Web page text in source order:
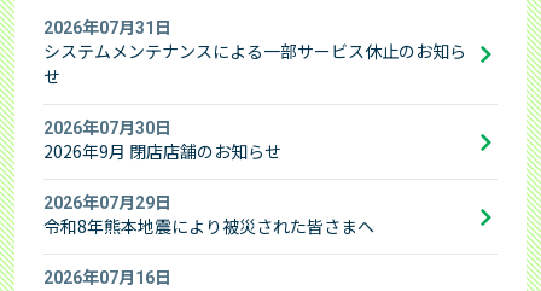
お借入れの利息（適用利率と計算方法）
お申込み
お申込みからお借入れまで
お申込み・ご契約方法
ご返済方式
ご返済額一覧表
会員ログインでお困りの方
その他のサービス
Web明細サービス
メールサンプル
過去にご利用のあったお客さま
レイクのメリット
はじめての不安にお答えします
カードローンの基礎知識
よくあるご質問
お問合せ
チャットで相談（レイマル相談室）
チャットサービスのご紹介
お知らせ トップ
過去のお知らせ
メンテナンス情報
災害にあわれたお客さまへ
レイクについて
レイクについて トップ
お客さまの声・体験談
お客さまからいただいた「不安」や「お叱り」
個人情報の取扱いについて
個人情報の取扱いについて トップ
プライバシーステートメント（個人情報保護宣言）
審査状況のご確認
メンテナンス情報
レイマルアイランド
2026年07月31日
システムメンテナンスによる一部サービス休止のお知ら
せ
2026年07月30日
2026年9月 閉店店舗のお知らせ
2026年07月29日
令和8年熊本地震により被災された皆さまへ
2026年07月16日